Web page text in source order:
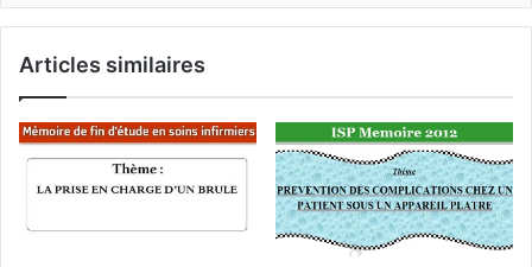
Articles similaires